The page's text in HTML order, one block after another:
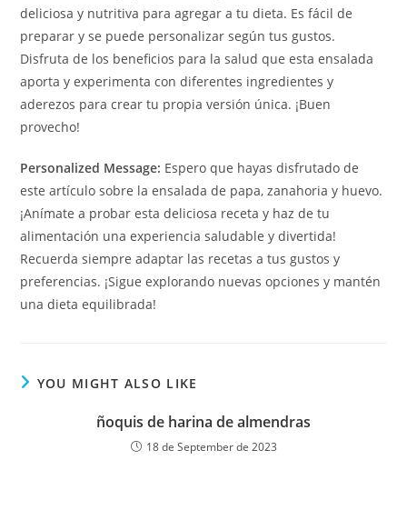
deliciosa y nutritiva para agregar a tu dieta. Es fácil de
preparar y se puede personalizar según tus gustos.
Disfruta de los beneficios para la salud que esta ensalada
aporta y experimenta con diferentes ingredientes y
aderezos para crear tu propia versión única. ¡Buen
provecho!
Personalized Message: Espero que hayas disfrutado de
este artículo sobre la ensalada de papa, zanahoria y huevo.
¡Anímate a probar esta deliciosa receta y haz de tu
alimentación una experiencia saludable y divertida!
Recuerda siempre adaptar las recetas a tus gustos y
preferencias. ¡Sigue explorando nuevas opciones y mantén
una dieta equilibrada!
YOU MIGHT ALSO LIKE
ñoquis de harina de almendras
18 de September de 2023